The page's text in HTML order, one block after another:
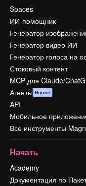
Spaces
ИИ-помощник
Генератор
Генератор видео ИИ
Генератор голоса на
Стоковый контент
MCP для Claude/
Агенты Новое
API
Мобильное
Все инструменты
Начать
Academy
Документация по